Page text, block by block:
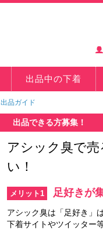
出品中の下着
出品ガイド
出品できる方募集！
アシック臭で
い！
メリット1 足好きが
アシック臭は「足好き」
下着サイトやツイッター